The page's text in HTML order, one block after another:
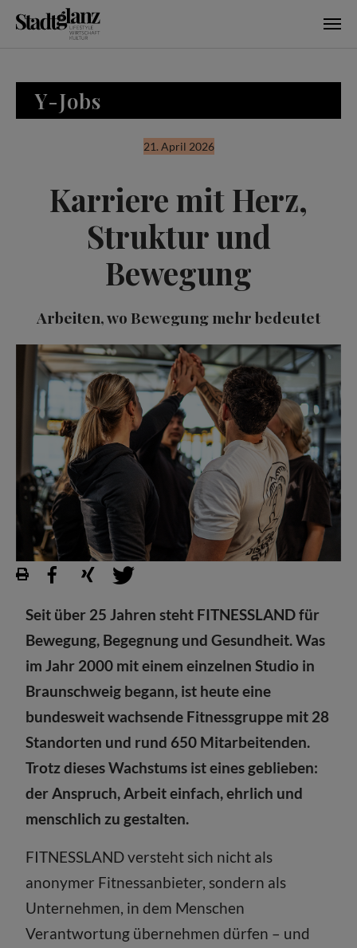
Y-Jobs
21. April 2026
Karriere mit Herz,
Struktur und
Bewegung
Arbeiten, wo Bewegung mehr bedeutet
Seit über 25 Jahren steht FITNESSLAND für
Bewegung, Begegnung und Gesundheit. Was
im Jahr 2000 mit einem einzelnen Studio in
Braunschweig begann, ist heute eine
bundesweit wachsende Fitnessgruppe mit 28
Standorten und rund 650 Mitarbeitenden.
Trotz dieses Wachstums ist eines geblieben:
der Anspruch, Arbeit einfach, ehrlich und
menschlich zu gestalten.
FITNESSLAND versteht sich nicht als
anonymer Fitnessanbieter, sondern als
Unternehmen, in dem Menschen
Verantwortung übernehmen dürfen – und